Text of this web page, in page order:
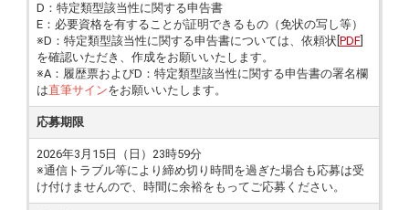
D：特定類型該当性に関する申告書
E：必要資格を有することが証明できるもの（免状の写し等）
※D：特定類型該当性に関する申告書については、依頼状[PDF
を確認いただき、作成をお願いいたします。
※A：履歴票およびD：特定類型該当性に関する申告書の署名欄
は直筆サインをお願いいたします。
応募期限
2026年3月15日（日）23時59分
※通信トラブル等により締め切り時間を過ぎた場合も応募は受
け付けませんので、時間に余裕をもってご応募ください。